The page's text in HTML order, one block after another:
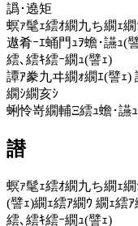
譌･遶矩
螟ｧ髦ｪ繧ｵ繝九ち繝ｪ
遨肴ｰｴ蛹門ｭｦ蟾･讌ｭ(
繧､繧ｷ繧ｰ繝ｭ(譬ｪ)
譚ｱ豢九ヰ繝ｫ繝ｴ(譬ｪ)
繝ｼ繝亥ｼ
蜊怜嵜繝輔Ξ繧ｭ蟾･讌
譛
螟ｧ髦ｪ繧ｵ繝九ち繝ｪ
(譬ｪ)繝ｪ繧ｱ繝ｳ 繝ｪ繧
繧､繧ｷ繧ｰ繝ｭ(譬ｪ)